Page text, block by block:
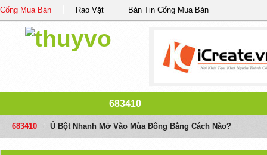
Cổng Mua Bán Rao Vặt Bản Tin Cổng Mua Bán
683410
683410 Ủ Bột Nhanh Mở Vào Mùa Đông Bằng Cách Nào?